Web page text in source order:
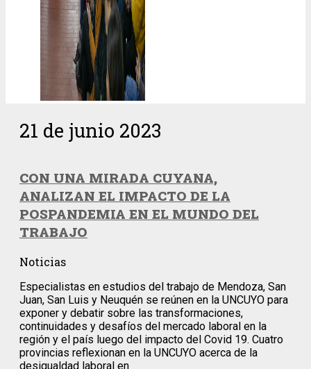
21 de junio 2023
CON UNA MIRADA CUYANA,
ANALIZAN EL IMPACTO DE LA
POSPANDEMIA EN EL MUNDO DEL
TRABAJO
Noticias
Especialistas en estudios del trabajo de Mendoza, San
Juan, San Luis y Neuquén se reúnen en la UNCUYO para
exponer y debatir sobre las transformaciones,
continuidades y desafíos del mercado laboral en la
región y el país luego del impacto del Covid 19. Cuatro
provincias reflexionan en la UNCUYO acerca de la
desigualdad laboral en